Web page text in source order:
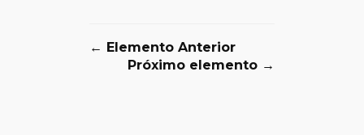
← Elemento Anterior
Próximo elemento →